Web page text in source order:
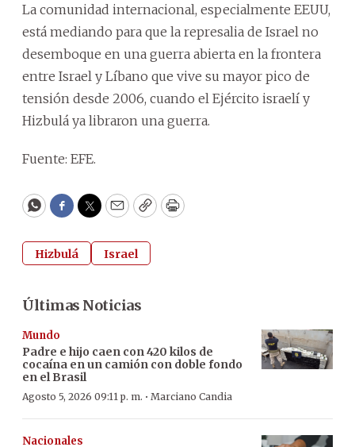
La comunidad internacional, especialmente EEUU,
está mediando para que la represalia de Israel no
desemboque en una guerra abierta en la frontera
entre Israel y Líbano que vive su mayor pico de
tensión desde 2006, cuando el Ejército israelí y
Hizbulá ya libraron una guerra.
Fuente: EFE.
WhatsApp
Facebook
Twitter
EmailCopyPrint
Hizbulá Israel
Últimas Noticias
Mundo
Padre e hijo caen con 420 kilos de
cocaína en un camión con doble fondo
en el Brasil
Agosto 5, 2026 09:11 p. m. · Marciano Candia
Nacionales